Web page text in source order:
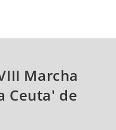
Marcha
Ceuta' de